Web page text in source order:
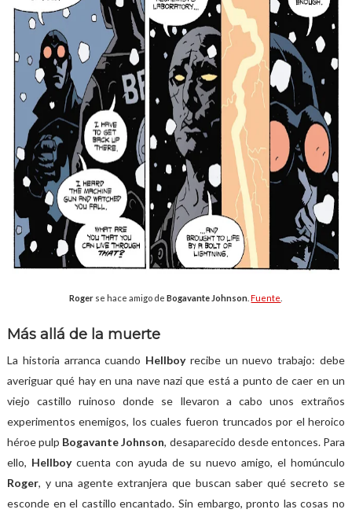
Roger se hace amigo deBogavante Johnson .Fuente
Más allá de la muerte
La historia arranca cuando Hellboy recibe un nuevo trabajo: debe
averiguar qué hay en una nave nazi que está a punto de caer en un
viejo castillo ruinoso donde se llevaron a cabo unos extraños
experimentos enemigos, los cuales fueron truncados por el heroico
héroe pulp Bogavante Johnson, desaparecido desde entonces. Para
ello, Hellboy cuenta con ayuda de su nuevo amigo, el homúnculo
Roger, y una agente extranjera que buscan saber qué secreto se
esconde en el castillo encantado. Sin embargo, pronto las cosas no